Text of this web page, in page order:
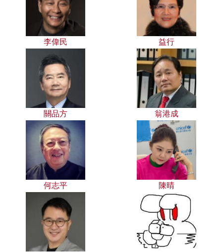
李偉民 益行
關品方 翁港成
何志平 陳晴